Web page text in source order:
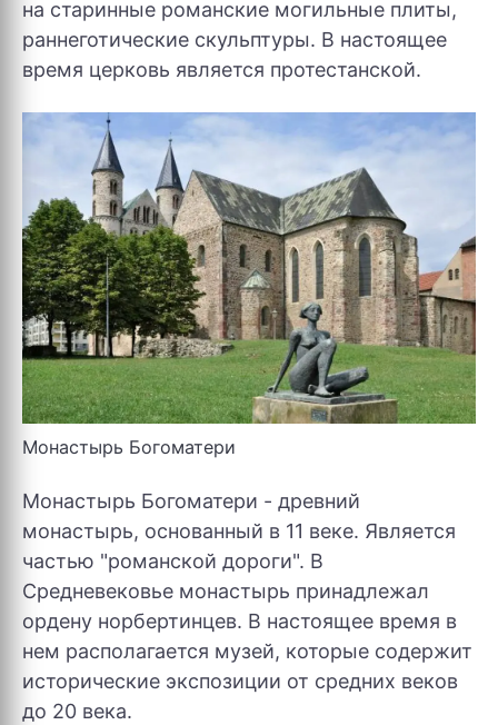
на старинные романские могильные плиты,
раннеготические скульптуры. В настоящее
время церковь является протестанской.
Монастырь Богоматери
Монастырь Богоматери - древний
монастырь, основанный в 11 веке. Является
частью "романской дороги". В
Средневековье монастырь принадлежал
ордену норбертинцев. В настоящее время в
нем располагается музей, которые содержит
исторические экспозиции от средних веков
до 20 века.